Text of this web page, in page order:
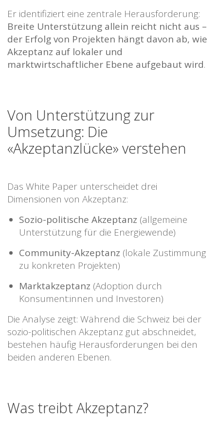
Er identifiziert eine zentrale Herausforderung:
Breite Unterstützung allein reicht nicht aus –
der Erfolg von Projekten hängt davon ab, wie
Akzeptanz auf lokaler und
marktwirtschaftlicher Ebene aufgebaut wird.
Von Unterstützung zur
Umsetzung: Die
«Akzeptanzlücke» verstehen
Das White Paper unterscheidet drei
Dimensionen von Akzeptanz:
Sozio-politische Akzeptanz (allgemeine
Unterstützung für die Energiewende)
Community-Akzeptanz (lokale Zustimmung
zu konkreten Projekten)
Marktakzeptanz (Adoption durch
Konsument:innen und Investoren)
Die Analyse zeigt: Während die Schweiz bei der
sozio-politischen Akzeptanz gut abschneidet,
bestehen häufig Herausforderungen bei den
beiden anderen Ebenen.
Was treibt Akzeptanz?